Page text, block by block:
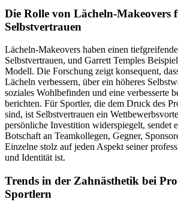
Die Rolle von Lächeln-Makeovers
Selbstvertrauen
Lächeln-Makeovers haben einen
Selbstvertrauen, und Garrett Temples
Modell. Die Forschung zeigt konsequent,
Lächeln verbessern, über ein höheres
soziales Wohlbefinden und eine verbesserte
berichten. Für Sportler, die dem Druck des
sind, ist Selbstvertrauen ein
persönliche Investition widerspiegelt, sendet
Botschaft an Teamkollegen, Gegner,
Einzelne stolz auf jeden Aspekt seiner
und Identität ist.
Trends in der Zahnästhetik bei
Sportlern